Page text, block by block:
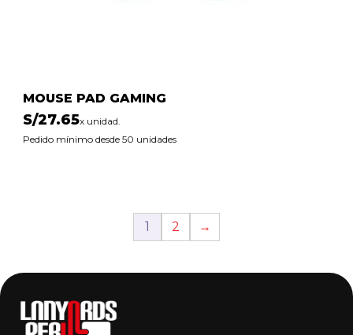
MOUSE PAD GAMING
S/27.65x unidad.
Pedido mínimo desde 50 unidades
1 2 →